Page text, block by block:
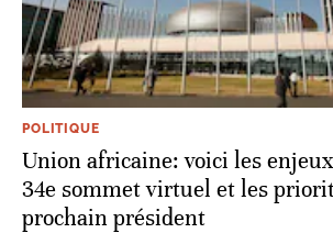
POLITIQUE
Union africaine: voici les
34e sommet virtuel et les
prochain président